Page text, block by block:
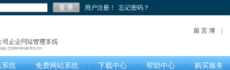
用户注册！ 忘记密码？
留 言 簿
系统 免费网站系统 下载中心 帮助中心 购买服务